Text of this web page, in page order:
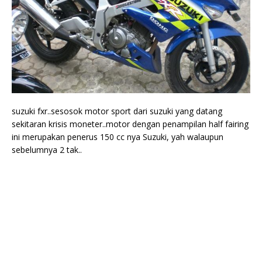
suzuki fxr..sesosok motor sport dari suzuki yang datang
sekitaran krisis moneter..motor dengan penampilan half fairing
ini merupakan penerus 150 cc nya Suzuki, yah walaupun
sebelumnya 2 tak..